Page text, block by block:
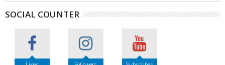
SOCIAL COUNTER